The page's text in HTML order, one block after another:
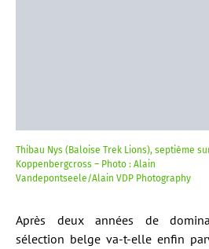
Thibau Nys (Baloise Trek Lions), septième
Koppenbergcross – Photo : Alain
Vandepontseele/Alain VDP Photography
Après deux années de
sélection belge va-t-elle enfin